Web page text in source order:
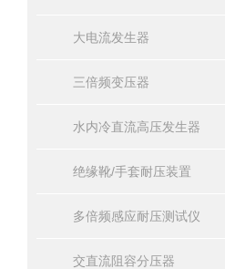
大电流发生器
三倍频变压器
水内冷直流高压发生器
绝缘靴/手套耐压装置
多倍频感应耐压测试仪
交直流阻容分压器